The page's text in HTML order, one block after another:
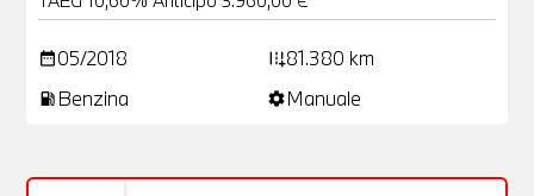
date_range05/2018 add_road81.380 km
local_gas_station Benzina settingsManuale